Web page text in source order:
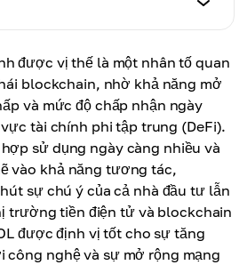
được vị thế là một nhân tố quan
blockchain, nhờ khả năng mở
và mức độ chấp nhận ngày
tài chính phi tập trung (DeFi).
sử dụng ngày càng nhiều và
vào khả năng tương tác,
sự chú ý của cả nhà đầu tư lẫn
trường tiền điện tử và blockchain
được định vị tốt cho sự tăng
nghệ và sự mở rộng mạng